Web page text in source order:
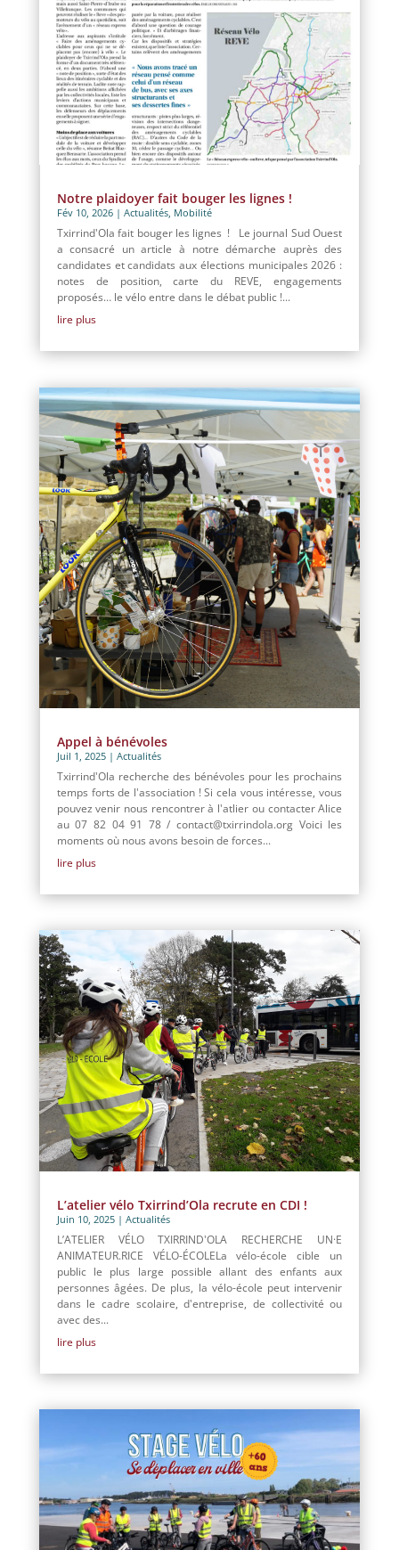
Notre plaidoyer fait bouger les lignes !
Fév 10, 2026| Actualités, Mobilité
Txirrind'Ola fait bouger les lignes ! Le journal Sud Ouest
a consacré un article à notre démarche auprès des
candidates et candidats aux élections municipales 2026 :
notes de position, carte du REVE, engagements
proposés… le vélo entre dans le débat public !...
lire plus
Appel à bénévoles
Juil 1, 2025| Actualités
Txirrind'Ola recherche des bénévoles pour les prochains
temps forts de l'association ! Si cela vous intéresse, vous
pouvez venir nous rencontrer à l'atlier ou contacter Alice
au 07 82 04 91 78 / contact@txirrindola.org Voici les
moments où nous avons besoin de forces...
lire plus
L’atelier vélo Txirrind’Ola recrute en CDI !
Juin 10, 2025| Actualités
L’ATELIER VÉLO TXIRRIND'OLA RECHERCHE UN·E
ANIMATEUR.RICE VÉLO-ÉCOLELa vélo-école cible un
public le plus large possible allant des enfants aux
personnes âgées. De plus, la vélo-école peut intervenir
dans le cadre scolaire, d'entreprise, de collectivité ou
avec des...
lire plus